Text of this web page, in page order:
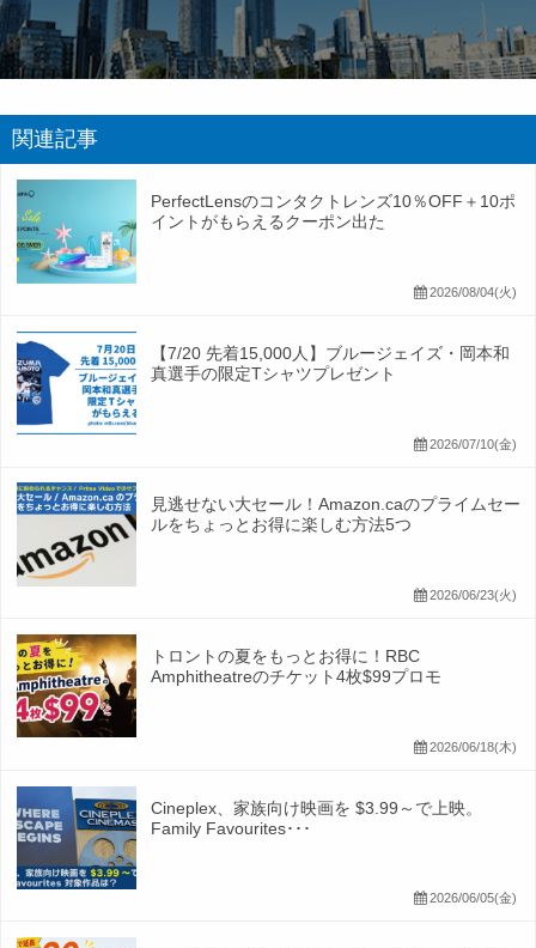
関連記事
PerfectLensのコンタクトレンズ10％OFF＋10ポ
イントがもらえるクーポン出た
2026/08/04(火)
【7/20 先着15,000人】ブルージェイズ・岡本和
真選手の限定Tシャツプレゼント
2026/07/10(金)
見逃せない大セール！Amazon.caのプライムセー
ルをちょっとお得に楽しむ方法5つ
2026/06/23(火)
トロントの夏をもっとお得に！RBC
Amphitheatreのチケット4枚$99プロモ
2026/06/18(木)
Cineplex、家族向け映画を $3.99～で上映。
Family Favourites･･･
2026/06/05(金)